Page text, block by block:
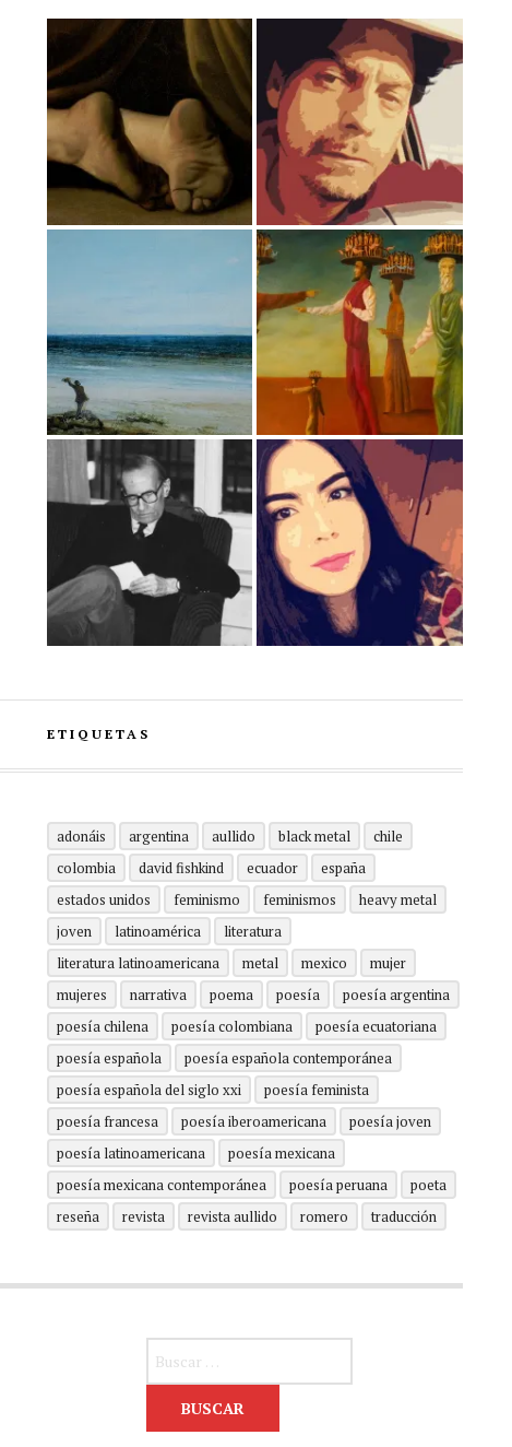
ETIQUETAS
adonáis argentina aullido black metal
chile
colombia
david fishkind ecuador
españa
estados unidos
feminismo feminismos
heavy metal
joven
latinoamérica
literatura
literatura latinoamericana
metal mexico
mujer
mujeres
narrativa poema poesía
poesía argentina
poesía chilena
poesía colombiana
poesía ecuatoriana
poesía española
poesía española contemporánea
poesía española del siglo xxi
poesía feminista
poesía francesa
poesía iberoamericana
poesía joven
poesía latinoamericana
poesía mexicana
poesía mexicana contemporánea
poesía peruana
poeta
reseña
revista revista aullido romero traducción